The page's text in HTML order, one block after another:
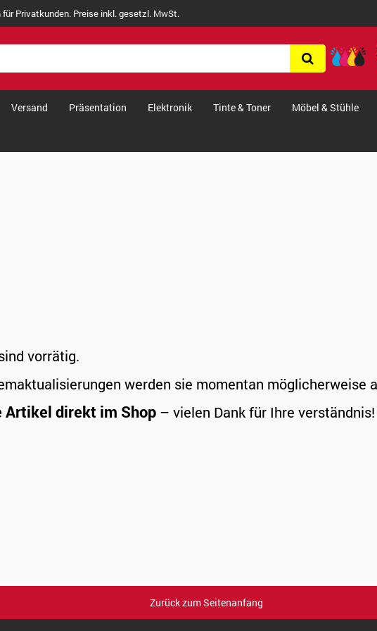
Privatkunden. Preise inkl. gesetzl. MwSt.
Versand Präsentation Elektronik Tinte & Toner Möbel & Stühle
vorrätig.
werden sie momentan möglicherweise
Artikel direkt im Shop – vielen Dank für Ihre verständnis!
Zurück zum Seitenanfang